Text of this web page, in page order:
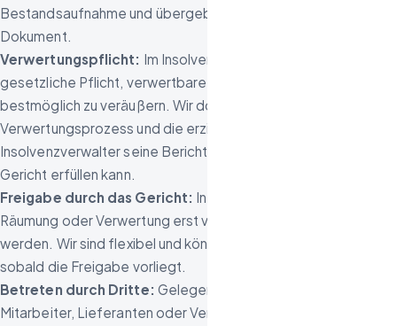
Bestandsaufnahme und übergeben sie als separates
Dokument.
Verwertungspflicht: Im Insolvenzverfahren besteht die
gesetzliche Pflicht, verwertbare Vermögensgegenstände
bestmöglich zu veräußern. Wir dokumentieren den
Verwertungsprozess und die erzielten Erlöse, damit der
Insolvenzverwalter seine Berichtspflicht gegenüber dem
Gericht erfüllen kann.
Freigabe durch das Gericht: In manchen Fällen muss die
Räumung oder Verwertung erst vom Gericht freigegeben
werden. Wir sind flexibel und können kurzfristig starten,
sobald die Freigabe vorliegt.
Betreten durch Dritte: Gelegentlich haben ehemalige
Mitarbeiter, Lieferanten oder Vermieter Forderungen, die das